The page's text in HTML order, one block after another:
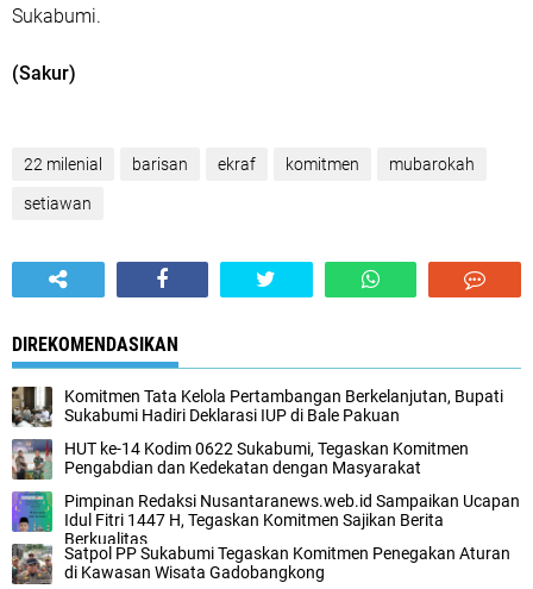
Sukabumi.
​(Sakur)
22 milenial barisan ekraf komitmen mubarokah
setiawan
DIREKOMENDASIKAN
Komitmen Tata Kelola Pertambangan Berkelanjutan, Bupati
Sukabumi Hadiri Deklarasi IUP di Bale Pakuan
HUT ke-14 Kodim 0622 Sukabumi, Tegaskan Komitmen
Pengabdian dan Kedekatan dengan Masyarakat
Pimpinan Redaksi Nusantaranews.web.id Sampaikan Ucapan
Idul Fitri 1447 H, Tegaskan Komitmen Sajikan Berita
Berkualitas
Satpol PP Sukabumi Tegaskan Komitmen Penegakan Aturan
di Kawasan Wisata Gadobangkong